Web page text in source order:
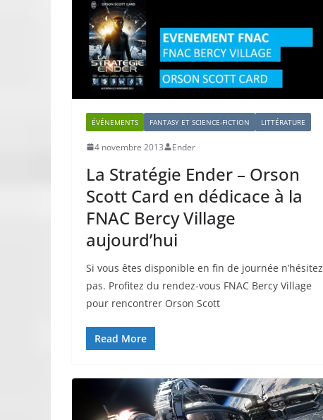
ÉVÉNEMENTS FANTASY ET SCIENCE-FICTION LITTÉRATURE
4 novembre 2013 Ender
La Stratégie Ender – Orson
Scott Card en dédicace à la
FNAC Bercy Village
aujourd’hui
Si vous êtes disponible en fin de journée n’hésitez
pas. Profitez du rendez-vous FNAC Bercy Village
pour rencontrer Orson Scott
Read More